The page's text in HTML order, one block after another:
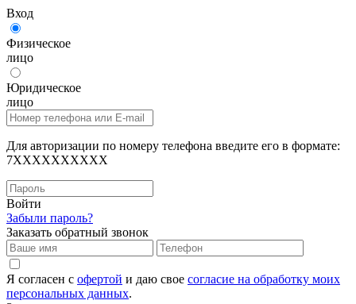
Вход
Физическое
лицо
Юридическое
лицо
Для авторизации по номеру телефона введите его в формате:
7XXXXXXXXXX
Войти
Забыли пароль?
Заказать обратный звонок
Я согласен с офертой и даю свое согласие на обработку моих
персональных данных.